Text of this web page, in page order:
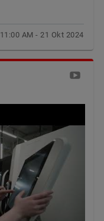
11:00 AM - 21 Okt 2024